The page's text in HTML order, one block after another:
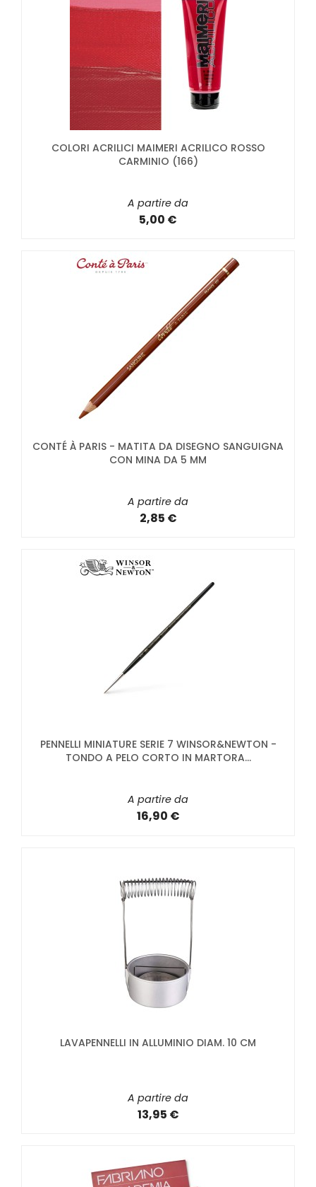
COLORI ACRILICI MAIMERI ACRILICO ROSSO
CARMINIO (166)
A partire da
5,00 €
CONTÉ À PARIS - MATITA DA DISEGNO SANGUIGNA
CON MINA DA 5 MM
A partire da
2,85 €
PENNELLI MINIATURE SERIE 7 WINSOR&NEWTON -
TONDO A PELO CORTO IN MARTORA...
A partire da
16,90 €
LAVAPENNELLI IN ALLUMINIO DIAM. 10 CM
A partire da
13,95 €